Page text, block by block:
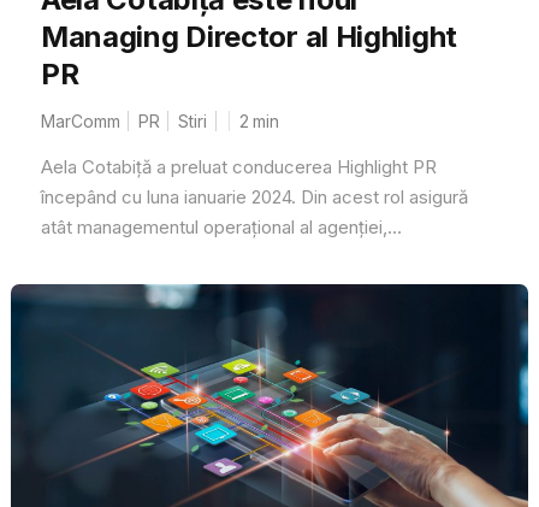
Managing Director al Highlight
PR
MarComm PR Stiri 2 min
Aela Cotabiță a preluat conducerea Highlight PR
începând cu luna ianuarie 2024. Din acest rol asigură
atât managementul operațional al agenției,...